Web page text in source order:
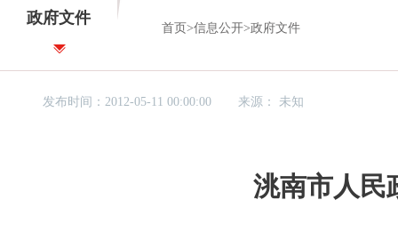
政府文件
首页 >信息公开>政府文件
发布时间：2012-05-11 00:00:00 来源： 未知
洮南市人民